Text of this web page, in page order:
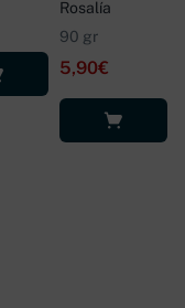
Rosalía
90 gr
5,90€